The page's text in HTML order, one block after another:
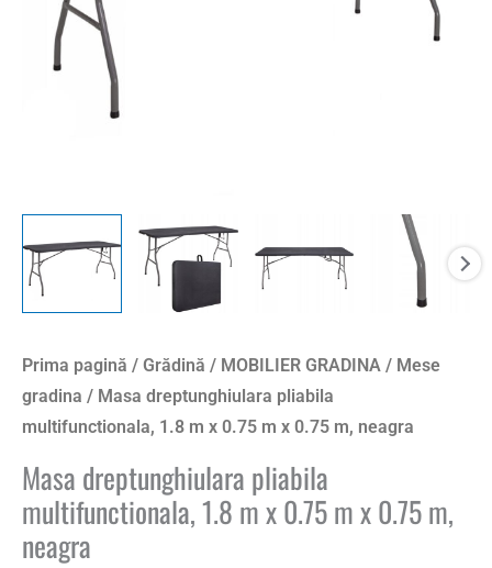
Prima pagină / Grădină / MOBILIER GRADINA / Mese
gradina / Masa dreptunghiulara pliabila
multifunctionala, 1.8 m x 0.75 m x 0.75 m, neagra
Masa dreptunghiulara pliabila
multifunctionala, 1.8 m x 0.75 m x 0.75 m,
neagra